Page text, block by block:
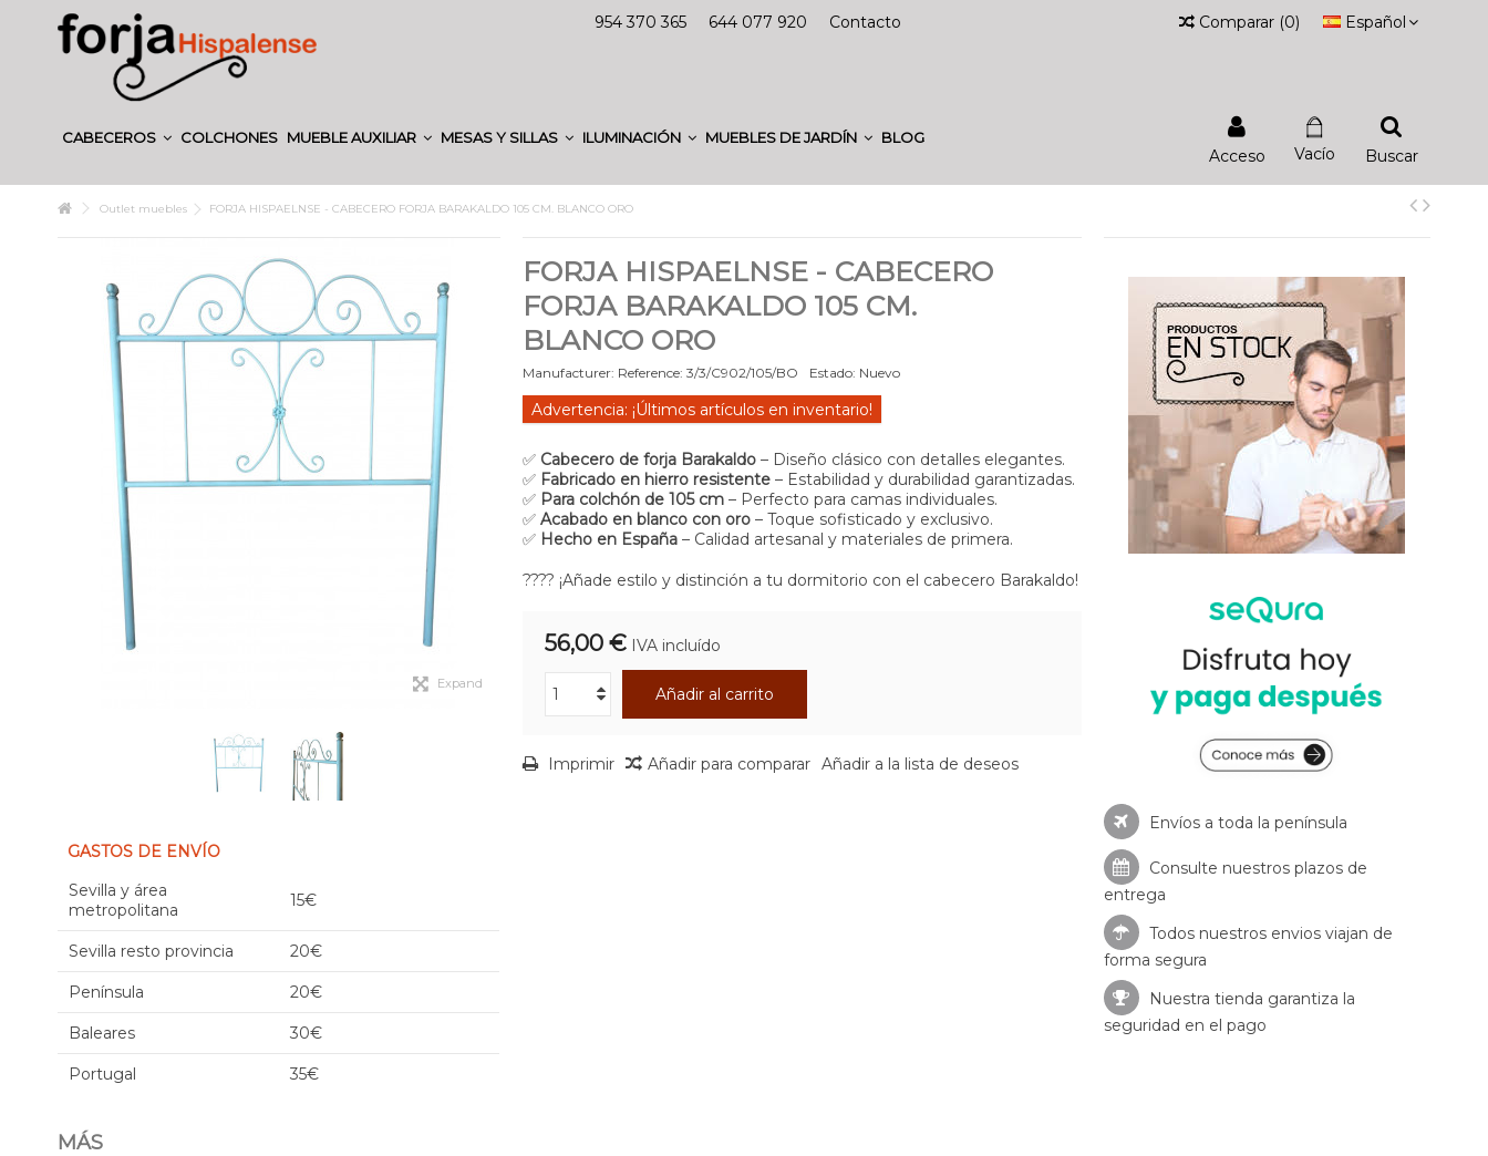
954 370 365 644 077 920 Contacto Español
Comparar (0)
CABECEROS COLCHONES MUEBLE AUXILIAR MESAS Y SILLAS ILUMINACIÓN MUEBLES DE JARDÍN BLOG
Buscar
Vacío
Acceso
Outlet muebles FORJA HISPAELNSE - CABECERO FORJA BARAKALDO 105 CM. BLANCO ORO
Expand
GASTOS DE ENVÍO
Sevilla y área
metropolitana
15€
Sevilla resto provincia 20€
Península 20€
Baleares 30€
Portugal 35€
FORJA HISPAELNSE - CABECERO
FORJA BARAKALDO 105 CM.
BLANCO ORO
Manufacturer: Reference: 3/3/C902/105/BO Estado: Nuevo
Advertencia: ¡Últimos artículos en inventario!
✅ Cabecero de forja Barakaldo– Diseño clásico con detalles elegantes.
✅ Fabricado en hierro resistente– Estabilidad y durabilidad garantizadas.
✅ Para colchón de 105 cm– Perfecto para camas individuales.
✅ Acabado en blanco con oro– Toque sofisticado y exclusivo.
✅ Hecho en España– Calidad artesanal y materiales de primera.
???? ¡Añade estilo y distinción a tu dormitorio con el cabecero Barakaldo!
56,00 € IVA incluído
Añadir al carrito
Imprimir Añadir para comparar Añadir a la lista de deseos
Envíos a toda la península
Consulte nuestros plazos de
entrega
Todos nuestros envios viajan de
forma segura
Nuestra tienda garantiza la
seguridad en el pago
MÁS